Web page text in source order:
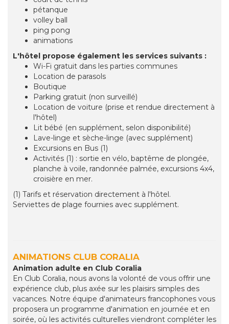
pétanque
volley ball
ping pong
animations
L'hôtel propose également les services suivants :
Wi-Fi gratuit dans les parties communes
Location de parasols
Boutique
Parking gratuit (non surveillé)
Location de voiture (prise et rendue directement à
l'hôtel)
Lit bébé (en supplément, selon disponibilité)
Lave-linge et sèche-linge (avec supplément)
Excursions en Bus (1)
Activités (1) : sortie en vélo, baptême de plongée,
planche à voile, randonnée palmée, excursions 4x4,
croisière en mer.
(1) Tarifs et réservation directement à l'hôtel.
Serviettes de plage fournies avec supplément.
ANIMATIONS CLUB CORALIA
Animation adulte en Club Coralia
En Club Coralia, nous avons la volonté de vous offrir une
expérience club, plus axée sur les plaisirs simples des
vacances. Notre équipe d'animateurs francophones vous
proposera un programme d'animation en journée et en
soirée, où les activités culturelles viendront compléter les